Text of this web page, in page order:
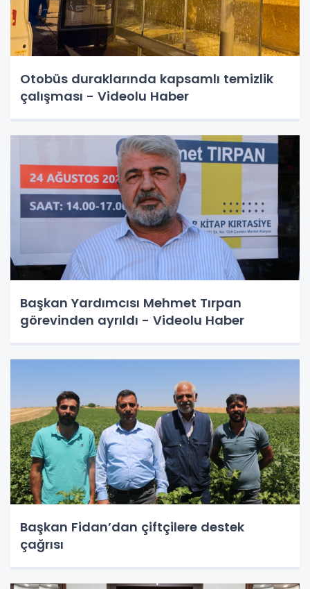
Otobüs duraklarında kapsamlı temizlik
çalışması - Videolu Haber
Başkan Yardımcısı Mehmet Tırpan
görevinden ayrıldı - Videolu Haber
Başkan Fidan’dan çiftçilere destek
çağrısı